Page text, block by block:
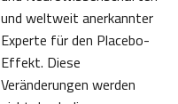
und weltweit anerkannter
Experte für den Placebo-
Effekt. Diese
Veränderungen werden